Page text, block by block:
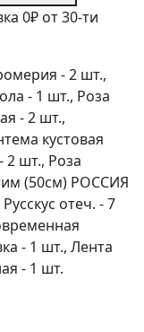
0₽ от 30-ти
- 2 шт.,
- 1 шт., Роза
- 2 шт.,
кустовая
2 шт., Роза
(50см) РОССИЯ
отеч. - 7
- 1 шт., Лента
- 1 шт.